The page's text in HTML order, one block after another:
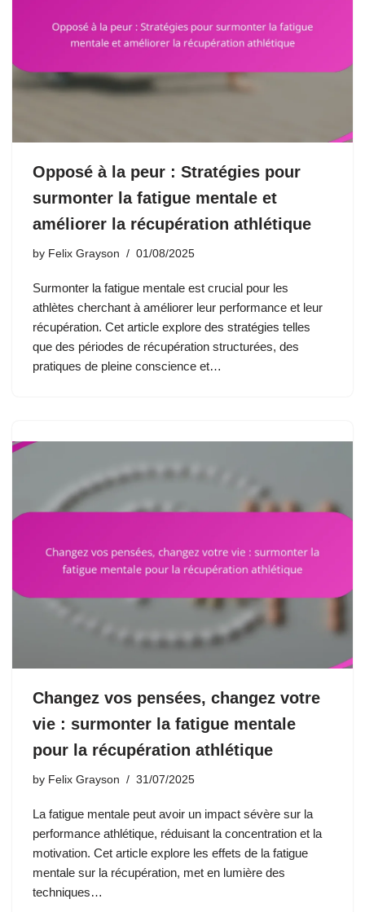
Opposé à la peur : Stratégies pour
surmonter la fatigue mentale et
améliorer la récupération athlétique
by Felix Grayson 01/08/2025
Surmonter la fatigue mentale est crucial pour les
athlètes cherchant à améliorer leur performance et leur
récupération. Cet article explore des stratégies telles
que des périodes de récupération structurées, des
pratiques de pleine conscience et…
Changez vos pensées, changez votre
vie : surmonter la fatigue mentale
pour la récupération athlétique
by Felix Grayson 31/07/2025
La fatigue mentale peut avoir un impact sévère sur la
performance athlétique, réduisant la concentration et la
motivation. Cet article explore les effets de la fatigue
mentale sur la récupération, met en lumière des
techniques…